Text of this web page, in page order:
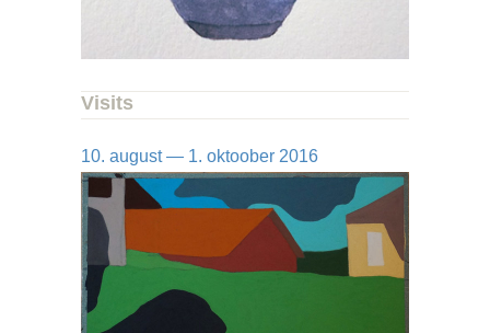
Visits
10. august — 1. oktoober 2016